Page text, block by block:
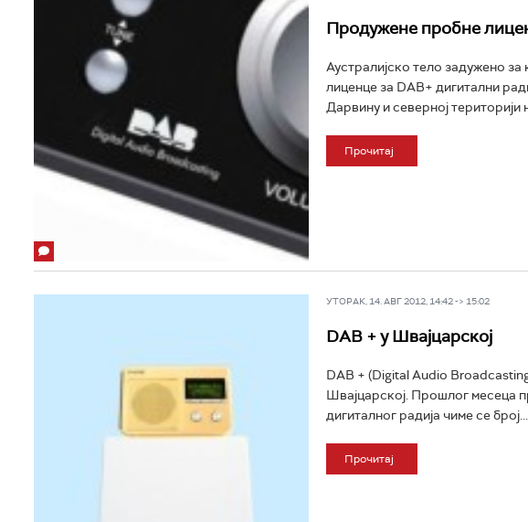
Продужене пробне
Аустралијско тело задужено за
лиценце за DAB+ дигитални
Дарвину и северној територији
Прочитај
УТОРАК, 14. АВГ 2012, 14:42 -> 15:02
DAB + у Швајцарској
DAB + (Digital Audio
Швајцарској. Прошлог месеца
дигиталног радија чиме се број...
Прочитај